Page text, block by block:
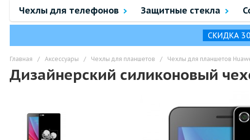
Чехлы для телефонов Защитные стекла
СКИДКА
Главная / Аксессуары / Чехлы для планшетов / Чехлы для планшетов
Дизайнерский силиконовый